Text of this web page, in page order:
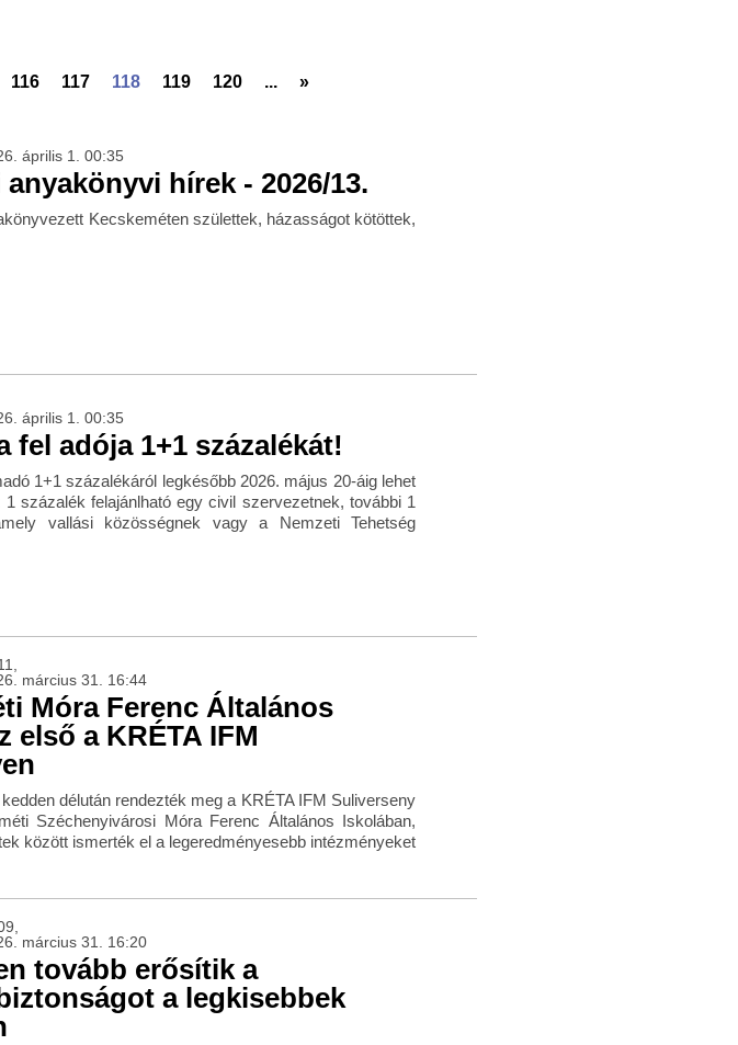
116 117 118 119 120 ... »
április 1. 00:35
hírek - 2026/13.
Kecskeméten születtek, házasságot kötöttek,
április 1. 00:35
fel adója 1+1 százalékát!
1+1 százalékáról legkésőbb 2026. május 20-áig lehet
1 százalék felajánlható egy civil szervezetnek, további 1
vallási közösségnek vagy a Nemzeti Tehetség
március 31. 16:44
Móra Ferenc Általános
első a KRÉTA IFM
délután rendezték meg a KRÉTA IFM Suliverseny
Széchenyivárosi Móra Ferenc Általános Iskolában,
között ismerték el a legeredményesebb intézményeket
március 31. 16:20
tovább erősítik a
a legkisebbek